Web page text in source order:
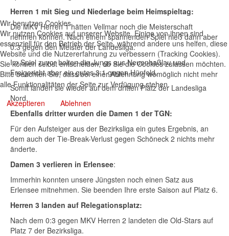
Herren 1 mit Sieg und Niederlage beim Heimspieltag:
Die MKV Herren 1 hätten Vellmar noch die Meisterschaft
nehmen können. Nach einem spannenden Spiel hieß dann aber
0:3 gegen den Meister der Landesliga.
Im Spiel zuvor holten die Jungs aus Neuenhaßlau und
Freigericht aber ein gutes 3:1 gegen Hünfeld.
Somit landen sie wieder auf dem dritten Platz der Landesliga
Nord.
Ebenfalls dritter wurden die Damen 1 der TGN:
Für den Aufsteiger aus der Bezirksliga ein gutes Ergebnis, an
dem auch der Tie-Break-Verlust gegen Schöneck 2 nichts mehr
änderte.
Damen 3 verlieren in Erlensee:
Immerhin konnten unsere Jüngsten noch einen Satz aus
Erlensee mitnehmen. Sie beenden Ihre erste Saison auf Platz 6.
Herren 3 landen auf Relegationsplatz:
Nach dem 0:3 gegen MKV Herren 2 landeten die Old-Stars auf
Platz 7 der Bezirksliga.
Wir benutzen Cookies
Wir nutzen Cookies auf unserer Website. Einige von ihnen sind
essenziell für den Betrieb der Seite, während andere uns helfen, diese
Website und die Nutzererfahrung zu verbessern (Tracking Cookies).
Sie können selbst entscheiden, ob Sie die Cookies zulassen möchten.
Bitte beachten Sie, dass bei einer Ablehnung womöglich nicht mehr
alle Funktionalitäten der Seite zur Verfügung stehen.
Akzeptieren
Ablehnen